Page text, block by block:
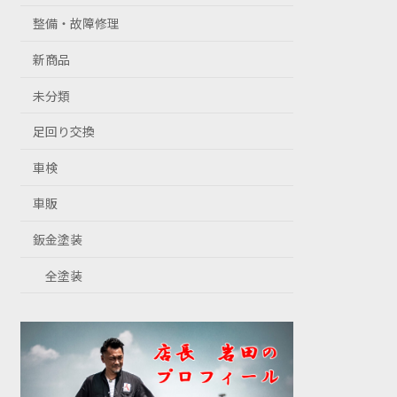
整備・故障修理
新商品
未分類
足回り交換
車検
車販
鈑金塗装
全塗装